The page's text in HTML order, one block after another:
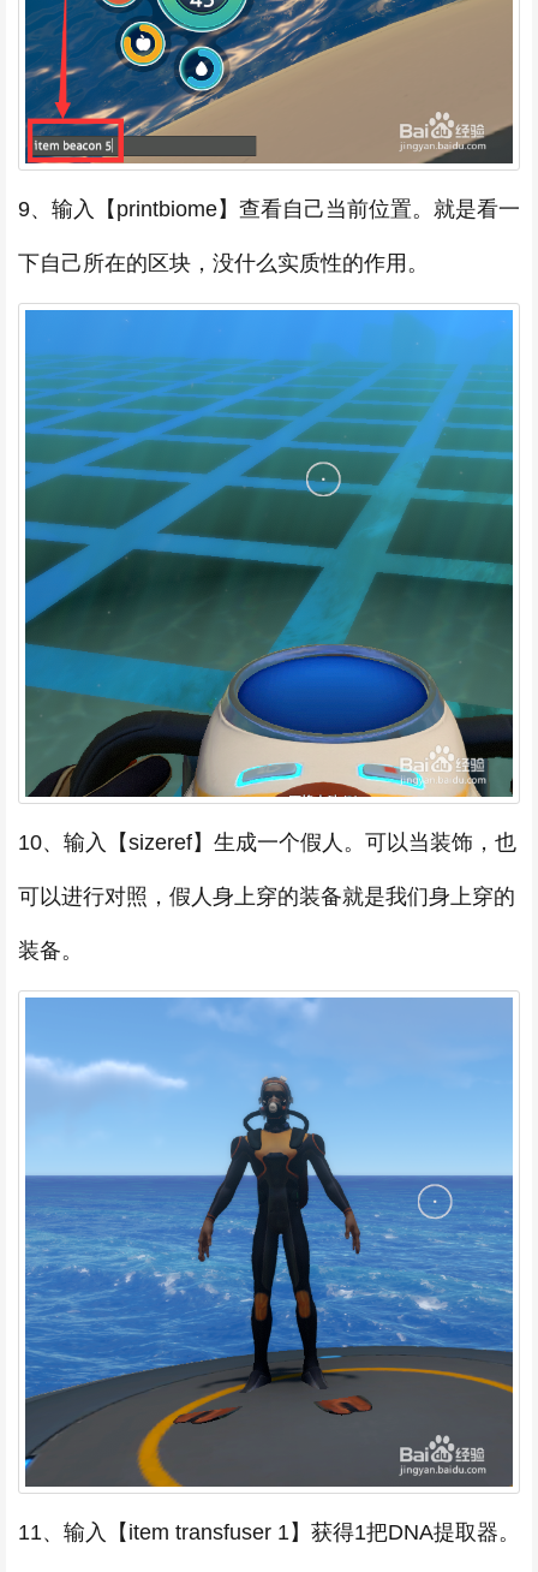
9、输入【printbiome】查看自己当前位置。就是看一
下自己所在的区块，没什么实质性的作用。
10、输入【sizeref】生成一个假人。可以当装饰，也
可以进行对照，假人身上穿的装备就是我们身上穿的
装备。
11、输入【item transfuser 1】获得1把DNA提取器。